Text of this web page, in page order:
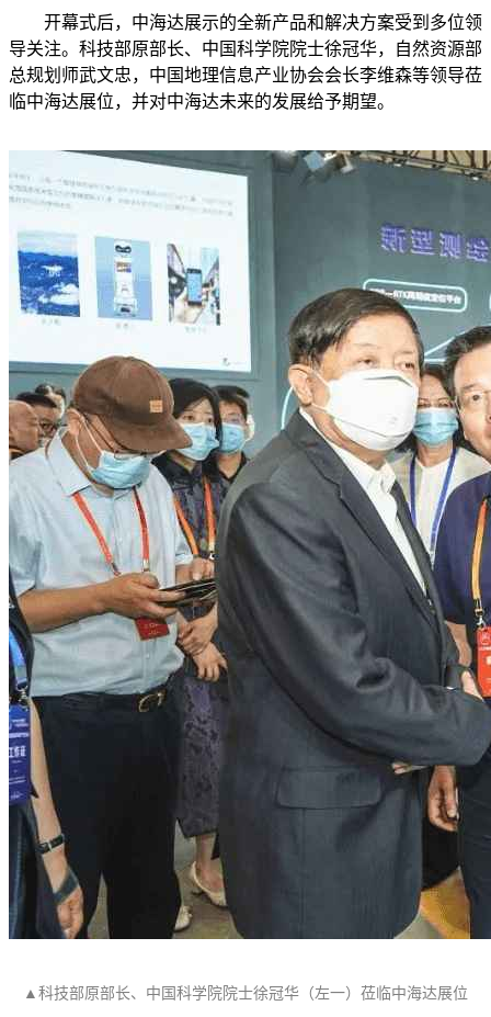
开幕式后，中海达展示的全新产品和解决方案受到多位领
导关注。科技部原部长、中国科学院院士徐冠华，自然资源部
总规划师武文忠，中国地理信息产业协会会长李维森等领导莅
临中海达展位，并对中海达未来的发展给予期望。
▲科技部原部长、中国科学院院士徐冠华（左一）莅临中海达展位